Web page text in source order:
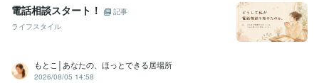
電話相談スタート！
記事
ライフスタイル
もとこ│あなたの、ほっとできる居場所
2026/08/05 14:58